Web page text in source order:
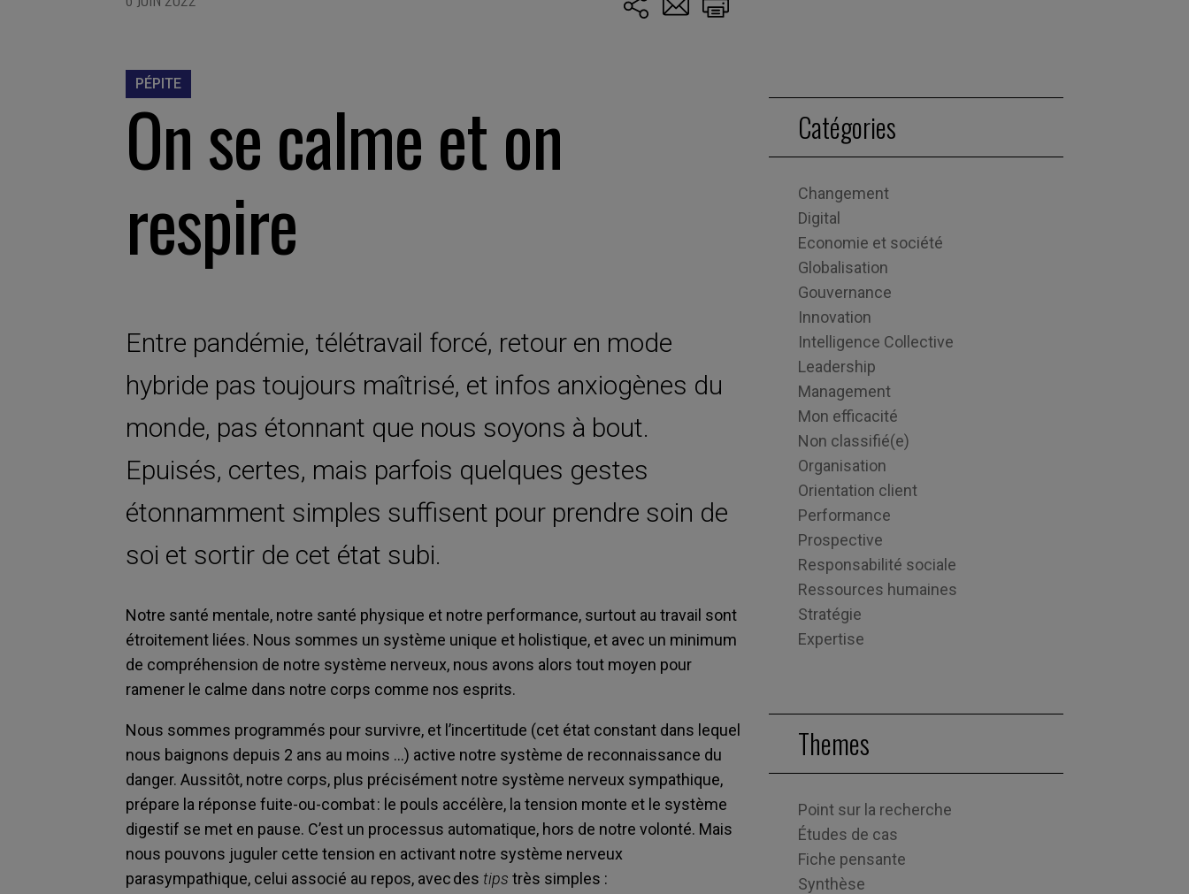
PÉPITE
On se calme et on
respire
Entre pandémie, télétravail forcé, retour en mode
hybride pas toujours maîtrisé, et infos anxiogènes du
monde, pas étonnant que nous soyons à bout.
Epuisés, certes, mais parfois quelques gestes
étonnamment simples suffisent pour prendre soin de
soi et sortir de cet état subi.
Notre santé mentale, notre santé physique et notre performance, surtout au travail sont
étroitement liées. Nous sommes un système unique et holistique, et avec un minimum
de compréhension de notre système nerveux, nous avons alors tout moyen pour
ramener le calme dans notre corps comme nos esprits.
Nous sommes programmés pour survivre, et l’incertitude (cet état constant dans lequel
nous baignons depuis 2 ans au moins …) active notre système de reconnaissance du
danger. Aussitôt, notre corps, plus précisément notre système nerveux sympathique,
prépare la réponse fuite-ou-combat : le pouls accélère, la tension monte et le système
digestif se met en pause. C’est un processus automatique, hors de notre volonté. Mais
nous pouvons juguler cette tension en activant notre système nerveux
parasympathique, celui associé au repos, avec des tips très simples :
Catégories
Changement
Digital
Economie et société
Globalisation
Gouvernance
Innovation
Intelligence Collective
Leadership
Management
Mon efficacité
Non classifié(e)
Organisation
Orientation client
Performance
Prospective
Responsabilité sociale
Ressources humaines
Stratégie
Expertise
Themes
Point sur la recherche
Études de cas
Fiche pensante
Synthèse